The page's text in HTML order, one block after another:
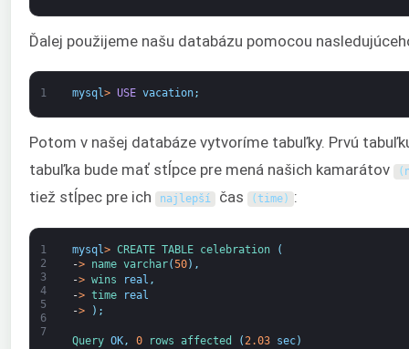
Ďalej použijeme našu databázu pomocou
1 mysql> USE vacation;
Potom v našej databáze vytvoríme tabuľky. Prvú
tabuľka bude mať stĺpce pre mená našich kamarátov
(
tiež stĺpec pre ich najlepší čas (time) :
1
2
3
4
5
6
7
mysql > CREATE TABLE celebration
(
-> name varchar(50) ,
-> wins real ,
-> time
real
-> ) ;
Query OK, 0 rows affected (2.03 sec)